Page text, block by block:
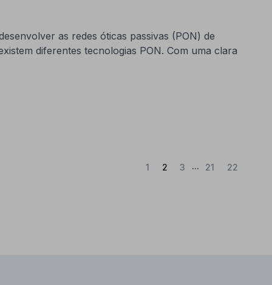
as redes óticas passivas (PON) de
diferentes tecnologias PON. Com uma clara
1 2(Atual)
3 ... 21 22